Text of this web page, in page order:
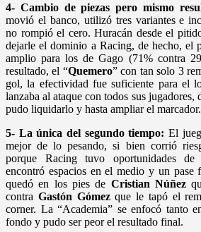
4- Cambio de piezas pero mismo
movió el banco, utilizó tres variantes e
no rompió el cero. Huracán desde el
dejarle el dominio a Racing, de hecho, el
amplio para los de Gago (71% contra
resultado, el “Quemero” con tan solo 3
gol, la efectividad fue suficiente para el
lanzaba al ataque con todos sus jugadores,
pudo liquidarlo y hasta ampliar el marcador.
5- La única del segundo tiempo: El
mejor de lo pesando, si bien corrió
porque Racing tuvo oportunidades de
encontró espacios en el medio y un pase
quedó en los pies de Cristian Núñez
contra Gastón Gómezque le tapó el
corner. La “Academia” se enfocó tanto
fondo y pudo ser peor el resultado final.